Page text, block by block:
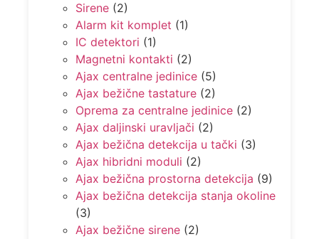
Sirene (2)
Alarm kit komplet (1)
IC detektori (1)
Magnetni kontakti (2)
Ajax centralne jedinice (5)
Ajax bežične tastature (2)
Oprema za centralne jedinice (2)
Ajax daljinski uravljači (2)
Ajax bežična detekcija u tački (3)
Ajax hibridni moduli (2)
Ajax bežična prostorna detekcija (9)
Ajax bežična detekcija stanja okoline
(3)
Ajax bežične sirene (2)